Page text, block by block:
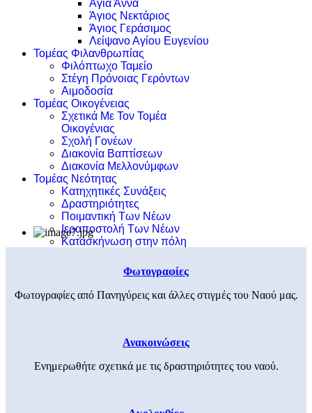
Αγία Άννα
Άγιος Νεκτάριος
Άγιος Γεράσιμος
Λείψανο Αγίου Ευγενίου
Τομέας Φιλανθρωπίας
Φιλόπτωχο Ταμείο
Στέγη Πρόνοιας Γερόντων
Αιμοδοσία
Τομέας Οικογένειας
Σχετικά Με Τον Τομέα
Οικογένιας
Σχολή Γονέων
Διακονία Βαπτίσεων
Διακονία Μελλονύμφων
Τομέας Νεότητας
Κατηχητικές Συνάξεις
Δραστηριότητες
Ποιμαντική Των Νέων
Ιεραποστολή Των Νέων
Κατασκήνωση στην πόλη
Φωτογραφίες
Φωτογραφίες από Πανηγύρεις και άλλες στιγμές του Ναού μας.
Ανακοινώσεις
Ενημερωθήτε σχετικά με τις δραστηριότητες του ναού.